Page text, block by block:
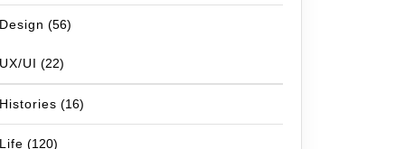
Design (56)
UX/UI (22)
Histories (16)
Life (120)